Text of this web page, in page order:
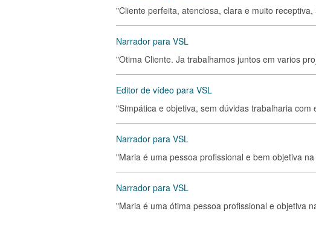
"Cliente perfeita, atenciosa, clara e muito
Narrador para VSL
"Otima Cliente. Ja trabalhamos juntos em varios
Editor de vídeo para VSL
"Simpática e objetiva, sem dúvidas trabalharia com
Narrador para VSL
"Maria é uma pessoa profissional e bem objetiva
Narrador para VSL
"Maria é uma ótima pessoa profissional e objetiva